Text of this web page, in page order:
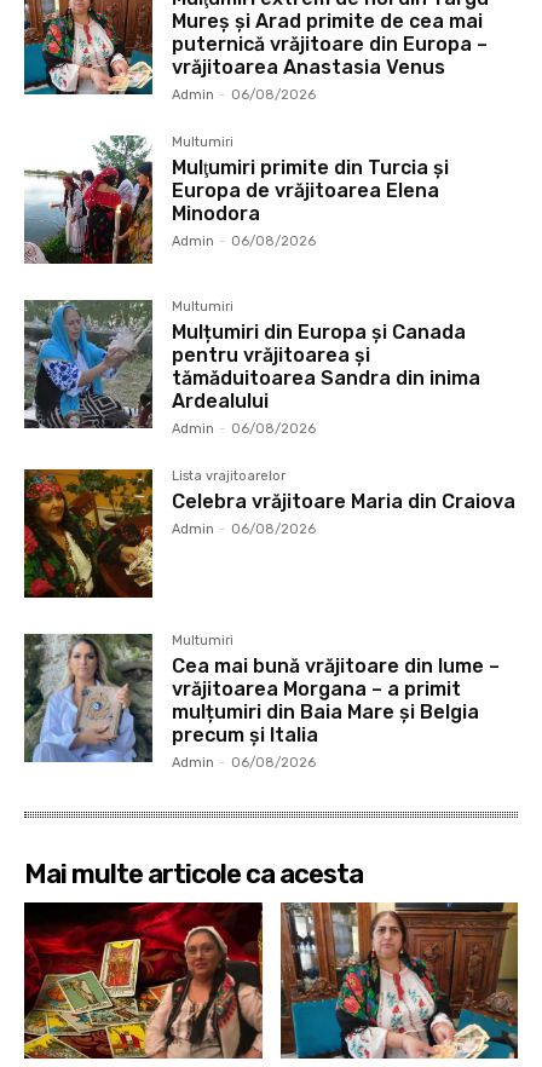
Mureș și Arad primite de cea mai
puternică vrăjitoare din Europa –
vrăjitoarea Anastasia Venus
Admin - 06/08/2026
Multumiri
Mulţumiri primite din Turcia și
Europa de vrăjitoarea Elena
Minodora
Admin - 06/08/2026
Multumiri
Mulțumiri din Europa și Canada
pentru vrăjitoarea și
tămăduitoarea Sandra din inima
Ardealului
Admin - 06/08/2026
Lista vrajitoarelor
Celebra vrăjitoare Maria din Craiova
Admin - 06/08/2026
Multumiri
Cea mai bună vrăjitoare din lume –
vrăjitoarea Morgana – a primit
mulțumiri din Baia Mare și Belgia
precum și Italia
Admin - 06/08/2026
Mai multe articole ca acesta